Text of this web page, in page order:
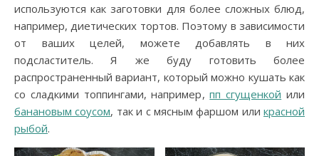
используются как заготовки для более сложных блюд,
например, диетических тортов. Поэтому в зависимости
от ваших целей, можете добавлять в них
подсластитель. Я же буду готовить более
распространенный вариант, который можно кушать как
со сладкими топпингами, например,пп сгущенкой или
банановым соусом, так и с мясным фаршом или красной
рыбой.